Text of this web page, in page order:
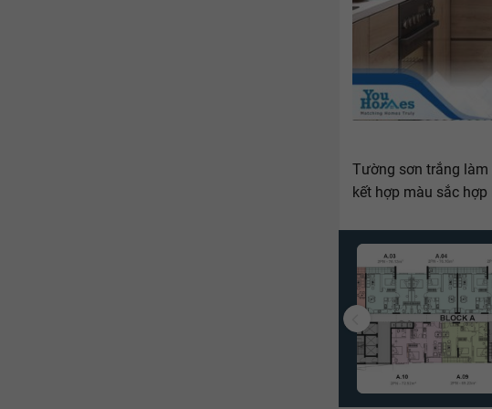
Tường sơn trắng
kết hợp màu sắc